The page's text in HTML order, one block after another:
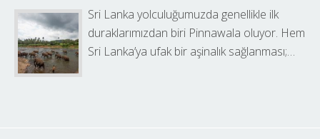
Sri Lanka yolculuğumuzda genellikle ilk
duraklarımızdan biri Pinnawala oluyor. Hem
Sri Lanka’ya ufak bir aşinalık sağlanması;…